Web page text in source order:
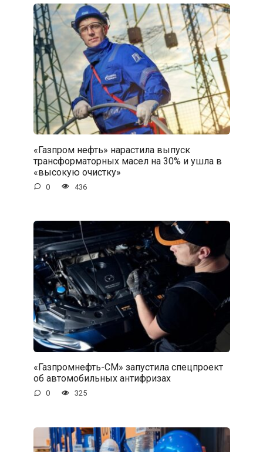
«Газпром нефть» нарастила выпуск
трансформаторных масел на 30% и ушла в
«высокую очистку»
0 436
«Газпромнефть-СМ» запустила спецпроект
об автомобильных антифризах
0 325